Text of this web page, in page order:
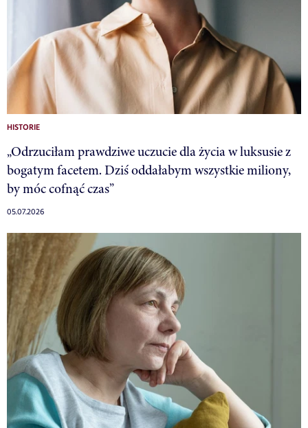
HISTORIE
„Odrzuciłam prawdziwe uczucie dla życia w luksusie z
bogatym facetem. Dziś oddałabym wszystkie miliony,
by móc cofnąć czas”
05.07.2026